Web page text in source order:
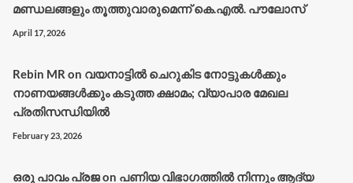
മണ്ഡലങ്ങളും തൂത്തുവാരുമെന്ന് കെ.എല്‍. പൗലോസ്
April 17, 2026
Rebin MR on വയനാട്ടിൽ ചെറുകിട നോട്ടുകൾക്കും
നാണയങ്ങൾക്കും കടുത്ത ക്ഷാമം; വ്യാപാര മേഖല
പ്രതിസന്ധിയിൽ
February 23, 2026
ഒരു പാവം പ്രജon പണിയ വിഭാഗത്തിൽ നിന്നും ആദ്യ